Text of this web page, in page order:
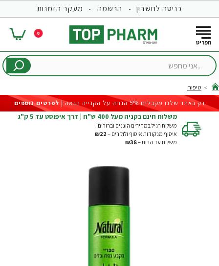
כניסה לחשבון הרשמה מעקב הזמנות
0
...אני
home
טיפוח
רק באתר שלנו מקבלים 5% הנחה על הקנייה הבאה |
לפרטים נוספים
משלוח חינם בקניה מעל 400 ש"ח | דרך איפוסט עד 5 ק"ג
משלוח רגיל במחירים הוגנים וברורים:
איסוף מנקודות איסוף ולוקרים – ₪22
משלוח עד הבית –₪38